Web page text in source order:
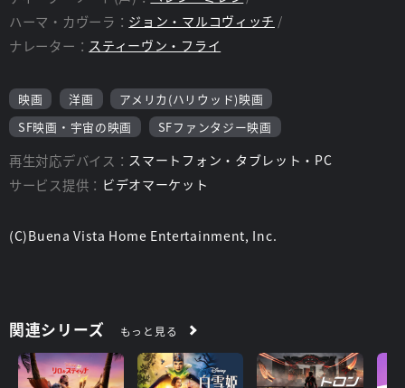
ハーマ・カヴーラ： ジョン・マルコヴィッチ
ナレーター： スティーヴン・フライ
映画 洋画
アメリカ(ハリウッド)映画
SF映画・宇宙の映画
SFファンタジー映画
再生対応デバイス： スマートフォン・タブレット・PC
サービス提供： ビデオマーケット
(C)Buena Vista Home Entertainment, Inc.
関連シリーズ もっと見る